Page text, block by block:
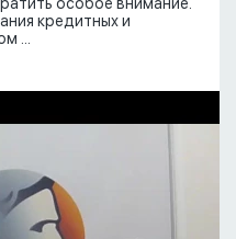
кредитных и
...